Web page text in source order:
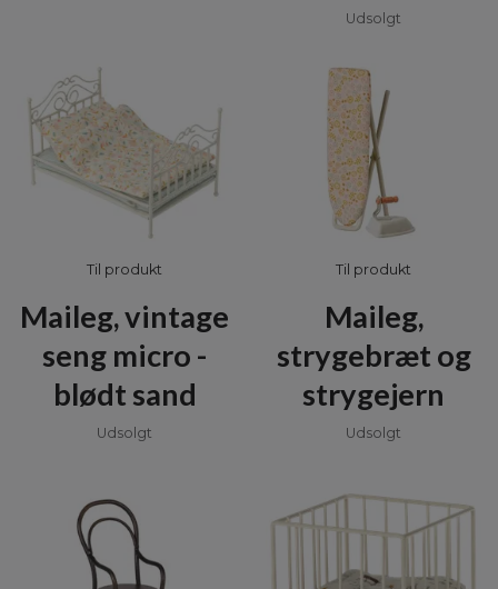
Udsolgt
Til produkt
Maileg, vintage
seng micro -
blødt sand
Udsolgt
Til produkt
Maileg,
strygebræt og
strygejern
Udsolgt